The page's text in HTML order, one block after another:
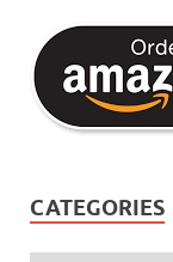
CATEGORIES